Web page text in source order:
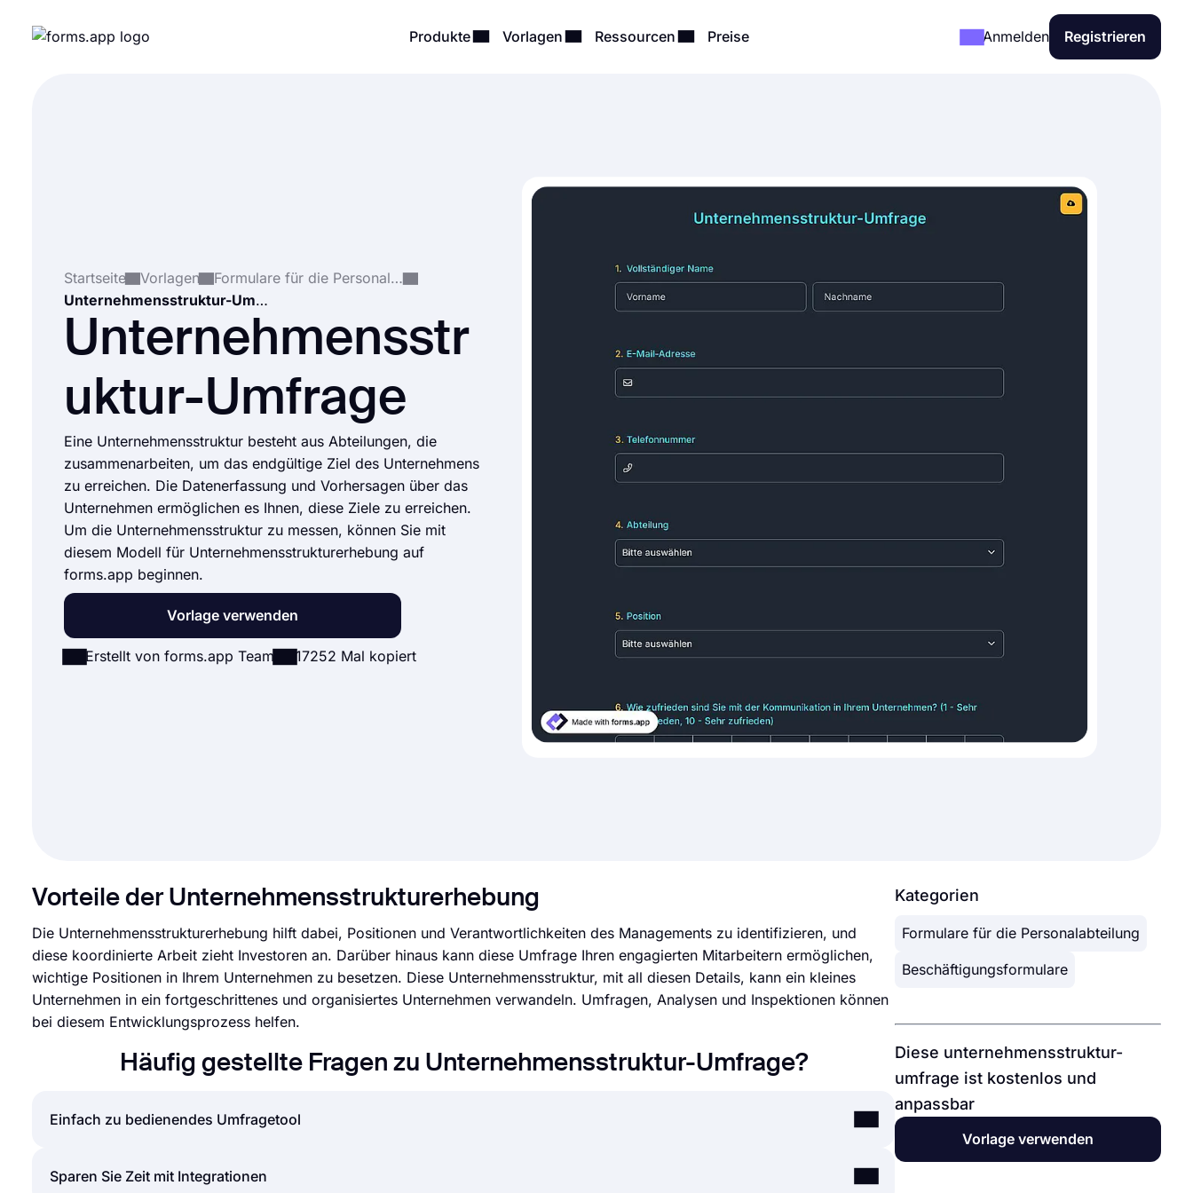
Produkte Vorlagen Ressourcen Preise Anmelden Registrieren
Startseite Vorlagen
Formulare für die Personalabteilung
Unternehmensstruktur-Umfrage
Unternehmensstr
uktur-Umfrage
Eine Unternehmensstruktur besteht aus Abteilungen, die
zusammenarbeiten, um das endgültige Ziel des Unternehmens
zu erreichen. Die Datenerfassung und Vorhersagen über das
Unternehmen ermöglichen es Ihnen, diese Ziele zu erreichen.
Um die Unternehmensstruktur zu messen, können Sie mit
diesem Modell für Unternehmensstrukturerhebung auf
forms.app beginnen.
Vorlage verwenden
Erstellt von forms.app Team 17252 Mal kopiert
Vorteile der Unternehmensstrukturerhebung
Die Unternehmensstrukturerhebung hilft dabei, Positionen und Verantwortlichkeiten des Managements zu identifizieren, und
diese koordinierte Arbeit zieht Investoren an. Darüber hinaus kann diese Umfrage Ihren engagierten Mitarbeitern ermöglichen,
wichtige Positionen in Ihrem Unternehmen zu besetzen. Diese Unternehmensstruktur, mit all diesen Details, kann ein kleines
Unternehmen in ein fortgeschrittenes und organisiertes Unternehmen verwandeln. Umfragen, Analysen und Inspektionen können
bei diesem Entwicklungsprozess helfen.
Häufig gestellte Fragen zu Unternehmensstruktur-Umfrage?
Einfach zu bedienendes Umfragetool
Das Erstellen von Online-Formularen und Umfragen ist viel einfacher als je zuvor. Ohne eine einzige Zeile codieren zu
Sparen Sie Zeit mit Integrationen
Kategorien
Formulare für die Personalabteilung
Beschäftigungsformulare
Diese unternehmensstruktur-
umfrage ist kostenlos und
anpassbar
Vorlage verwenden